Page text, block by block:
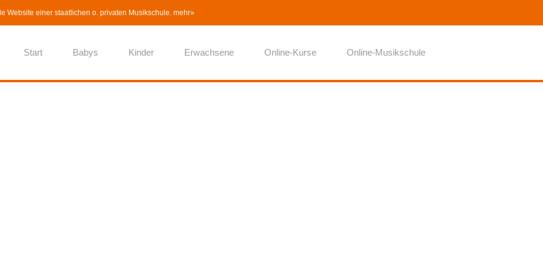
Website einer staatlichen o. privaten Musikschule. mehr»
Start Babys Kinder Erwachsene Online-Kurse Online-Musikschule